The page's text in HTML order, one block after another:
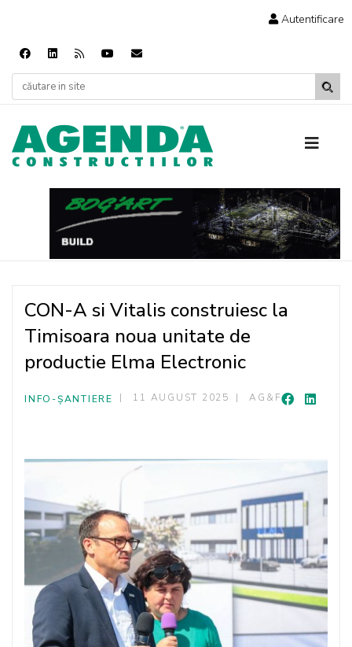
Autentificare
CON-A si Vitalis construiesc la
Timisoara noua unitate de
productie Elma Electronic
INFO-ȘANTIERE 11 AUGUST 2025 AG&F